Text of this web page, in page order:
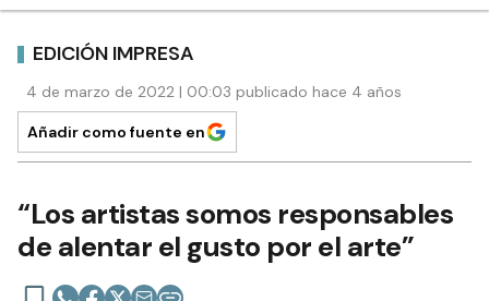
EDICIÓN IMPRESA
4 de marzo de 2022 | 00:03 publicado hace 4 años
Añadir como fuente en
“Los artistas somos responsables
de alentar el gusto por el arte”